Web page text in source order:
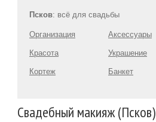
Псков: всё для свадьбы
Организация
Красота
Кортеж
Аксессуары
Украшение
Банкет
Свадебный макияж (Псков)